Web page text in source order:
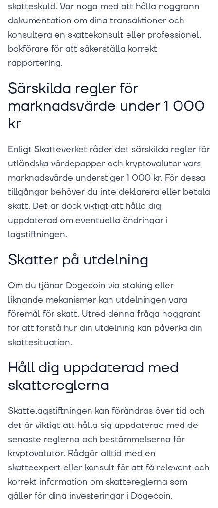
skatteskuld. Var noga med att hålla noggrann
dokumentation om dina transaktioner och
konsultera en skattekonsult eller professionell
bokförare för att säkerställa korrekt
rapportering.
Särskilda regler för
marknadsvärde under 1 000
kr
Enligt Skatteverket råder det särskilda regler för
utländska värdepapper och kryptovalutor vars
marknadsvärde understiger 1 000 kr. För dessa
tillgångar behöver du inte deklarera eller betala
skatt. Det är dock viktigt att hålla dig
uppdaterad om eventuella ändringar i
lagstiftningen.
Skatter på utdelning
Om du tjänar Dogecoin via staking eller
liknande mekanismer kan utdelningen vara
föremål för skatt. Utred denna fråga noggrant
för att förstå hur din utdelning kan påverka din
skattesituation.
Håll dig uppdaterad med
skattereglerna
Skattelagstiftningen kan förändras över tid och
det är viktigt att hålla sig uppdaterad med de
senaste reglerna och bestämmelserna för
kryptovalutor. Rådgör alltid med en
skatteexpert eller konsult för att få relevant och
korrekt information om skattereglerna som
gäller för dina investeringar i Dogecoin.